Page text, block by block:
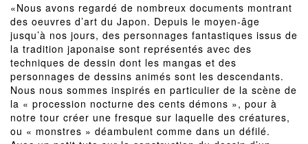
«Nous avons regardé de nombreux documents montrant
des oeuvres d’art du Japon. Depuis le moyen-âge
jusqu’à nos jours, des personnages fantastiques issus de
la tradition japonaise sont représentés avec des
techniques de dessin dont les mangas et des
personnages de dessins animés sont les descendants.
Nous nous sommes inspirés en particulier de la scène de
la « procession nocturne des cents démons », pour à
notre tour créer une fresque sur laquelle des créatures,
ou « monstres » déambulent comme dans un défilé.